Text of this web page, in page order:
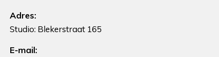
Adres:
Studio: Blekerstraat 165
E-mail: